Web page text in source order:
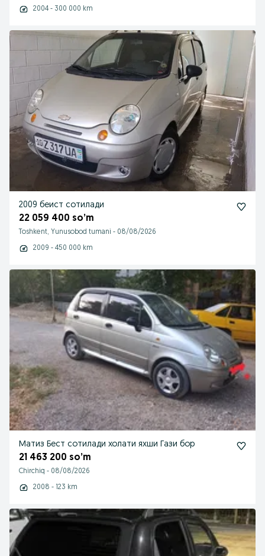
2004 - 300 000 km
2009 беист сотилади
22 059 400 so’m
Toshkent, Yunusobod tumani - 08/08/2026
2009 - 450 000 km
Матиз Бест сотилади холати яхши Гази бор
21 463 200 so’m
Chirchiq - 08/08/2026
2008 - 123 km